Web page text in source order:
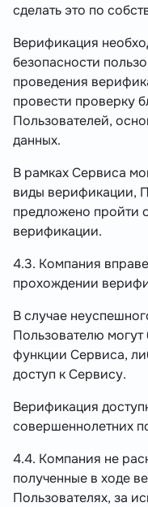
сделать это по
Верификация
безопасности
проведения
провести проверку
Пользователей,
данных.
В рамках Сервиса
виды верификации,
предложено пройти
верификации.
4.3. Компания
прохождении
В случае
Пользователю могут
функции Сервиса,
доступ к Сервису.
Верификация
совершеннолетних
4.4. Компания не
полученные в ходе
Пользователях, за